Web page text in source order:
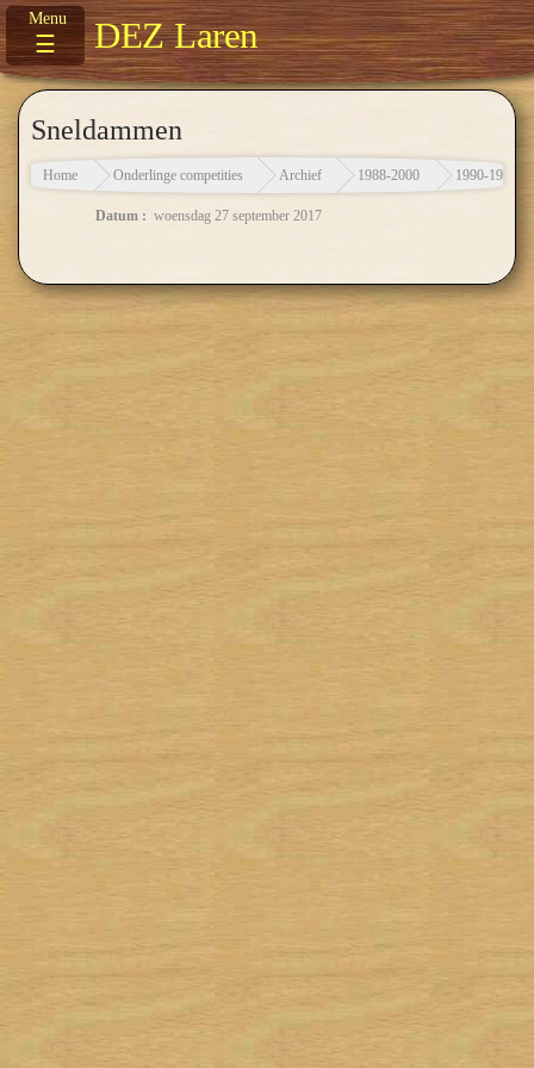
☰ DEZ Laren
Sneldammen
Home Onderlinge competities Archief 1988-2000 1990-1991
Datum : woensdag 27 september 2017